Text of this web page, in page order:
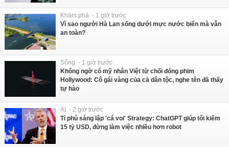
Khám phá - 1 giờ trước
Vì sao người Hà Lan sống dưới mực nước biển mà vẫn
an toàn?
Sống - 1 giờ trước
Không ngờ có mỹ nhân Việt từ chối đóng phim
Hollywood: Cô gái vàng của cả dân tộc, nghe tên đã thấy
tự hào
AI - 2 giờ trước
Tỉ phú sáng lập 'cá voi' Strategy: ChatGPT giúp tôi kiếm
15 tỷ USD, đừng làm việc nhiều hơn robot